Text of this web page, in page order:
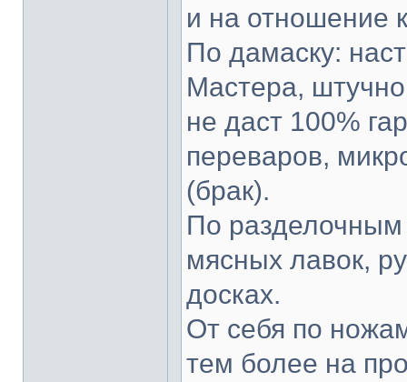
и на отношение
По дамаску:
Мастера,
не даст 100%
переваров,
(брак).
По разделочным
мясных лавок,
досках.
От себя по
тем более на